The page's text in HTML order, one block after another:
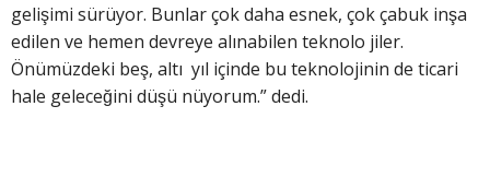
gelişimi sürüyor. Bunlar çok daha esnek, çok çabuk inşa
edilen ve hemen devreye alınabilen teknolo jiler.
Önümüzdeki beş, altı yıl içinde bu teknolojinin de ticari
hale geleceğini düşü nüyorum.” dedi.